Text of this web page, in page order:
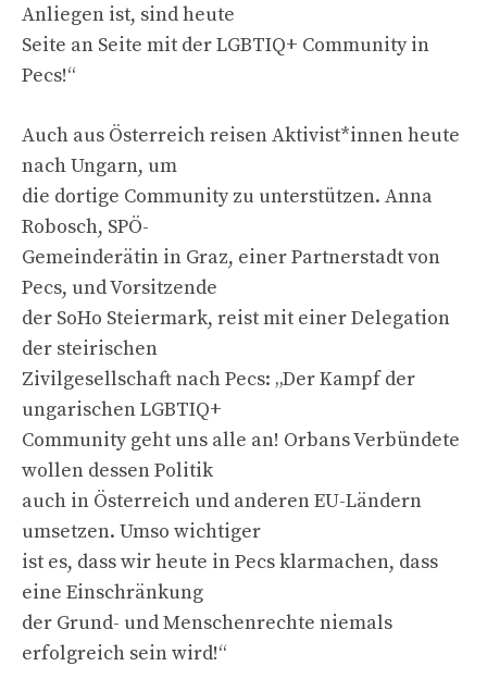
Anliegen ist, sind heute
Seite an Seite mit der LGBTIQ+ Community in
Pecs!“
Auch aus Österreich reisen Aktivist*innen heute
nach Ungarn, um
die dortige Community zu unterstützen. Anna
Robosch, SPÖ-
Gemeinderätin in Graz, einer Partnerstadt von
Pecs, und Vorsitzende
der SoHo Steiermark, reist mit einer Delegation
der steirischen
Zivilgesellschaft nach Pecs: „Der Kampf der
ungarischen LGBTIQ+
Community geht uns alle an! Orbans Verbündete
wollen dessen Politik
auch in Österreich und anderen EU-Ländern
umsetzen. Umso wichtiger
ist es, dass wir heute in Pecs klarmachen, dass
eine Einschränkung
der Grund- und Menschenrechte niemals
erfolgreich sein wird!“